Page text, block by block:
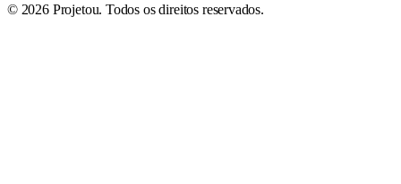
© 2026 Projetou. Todos os direitos reservados.